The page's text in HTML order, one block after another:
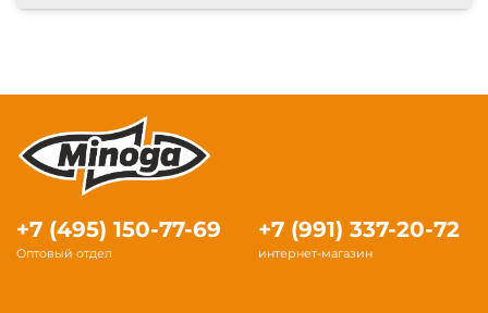
+7 (495) 150-77-69
Оптовый отдел
+7 (991) 337-20-72
интернет-магазин